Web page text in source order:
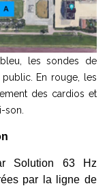
les sondes de
En rouge, les
des cardios et
son.
Solution 63 Hz
par la ligne de